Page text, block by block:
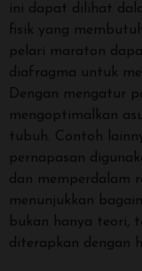
ini dapat dilihat
fisik yang
pelari maraton
diafragma untuk
Dengan mengatur
mengoptimalkan
tubuh. Contoh
pernapasan
dan memperdalam
menunjukkan
bukan hanya teori,
diterapkan dengan